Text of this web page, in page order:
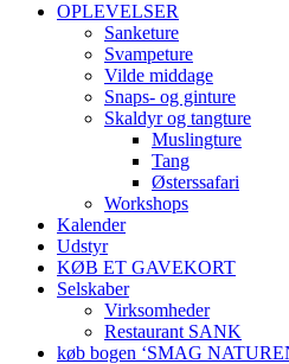
OPLEVELSER
Sanketure
Svampeture
Vilde middage
Snaps- og ginture
Skaldyr og tangture
Muslingture
Tang
Østerssafari
Workshops
Kalender
Udstyr
KØB ET GAVEKORT
Selskaber
Virksomheder
Restaurant SANK
køb bogen ‘SMAG